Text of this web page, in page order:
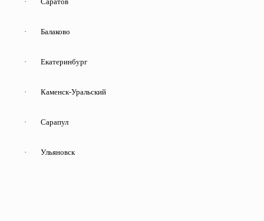
· Балаково
· Екатеринбург
· Каменск-Уральский
· Сарапул
· Ульяновск